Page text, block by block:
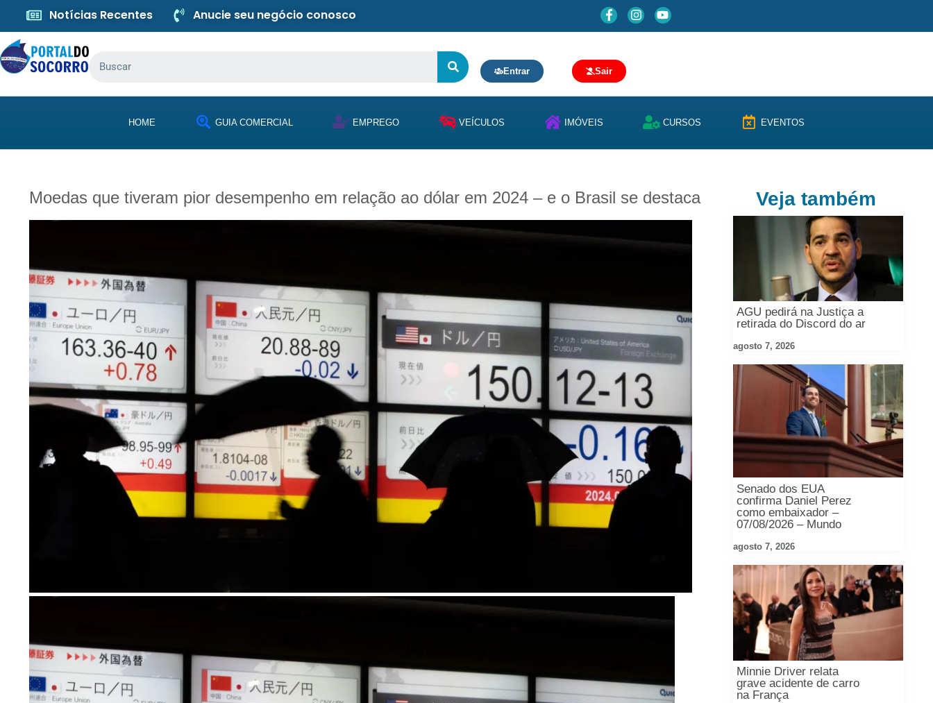
Notícias Recentes Anucie seu negócio conosco
Entrar Sair
HOME GUIA COMERCIAL EMPREGO VEÍCULOS IMÓVEIS CURSOS EVENTOS
Moedas que tiveram pior desempenho em relação ao dólar em 2024 – e o Brasil se destaca Veja também
AGU pedirá na Justiça a
retirada do Discord do ar
agosto 7, 2026
Senado dos EUA
confirma Daniel Perez
como embaixador –
07/08/2026 – Mundo
agosto 7, 2026
Minnie Driver relata
grave acidente de carro
na França